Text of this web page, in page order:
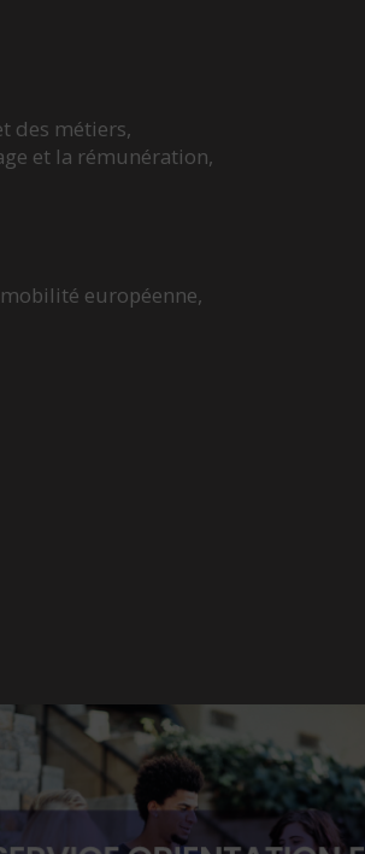
des métiers,
et la rémunération,
européenne,